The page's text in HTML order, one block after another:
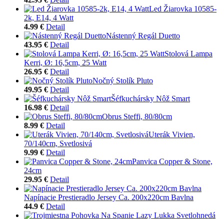
Led Žiarovka 10585-
2k, E14, 4 Watt
4.99 € Detail
Nástenný Regál Duetto
43.95 € Detail
Stolová Lampa
Kerri, Ø: 16,5cm, 25 Watt
26.95 € Detail
Nočný Stolík Pluto
49.95 € Detail
Šéfkuchársky Nôž Smart
16.98 € Detail
Obrus Steffi, 80/80cm
8.99 € Detail
Uterák Vivien,
70/140cm, Svetlosivá
9.99 € Detail
Panvica Copper & Stone,
24cm
29.95 € Detail
Napínacie Prestieradlo Jersey Ca. 200x220cm Bavlna
44.9 € Detail